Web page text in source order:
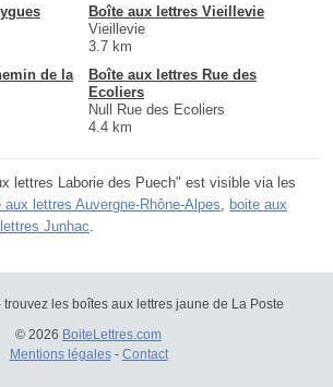
Boîte aux lettres Vieillevie
Vieillevie
3.7 km
de la
Boîte aux lettres Rue des
Ecoliers
Null Rue des Ecoliers
4.4 km
lettres Laborie des Puech" est visible via les
aux lettres Auvergne-Rhône-Alpes
boite aux
Junhac
trouvez les boîtes aux lettres jaune de La Poste
© 2026 BoiteLettres.com
Mentions légales- Contact